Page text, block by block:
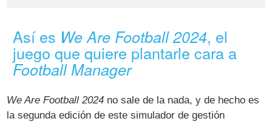
Así es We Are Football 2024, el
juego que quiere plantarle cara a
Football Manager
We Are Football 2024 no sale de la nada, y de hecho es
la segunda edición de este simulador de gestión